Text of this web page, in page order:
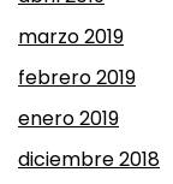
marzo 2019
febrero 2019
enero 2019
diciembre 2018